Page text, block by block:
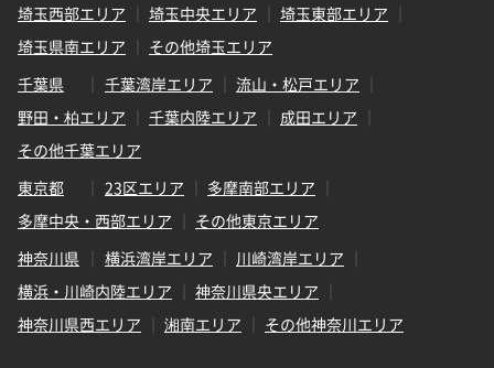
埼玉西部エリア
埼玉中央エリア
埼玉東部エリア
埼玉県南エリア
その他埼玉エリア
千葉県
千葉湾岸エリア
流山・松戸エリア
野田・柏エリア
千葉内陸エリア
成田エリア
その他千葉エリア
東京都
23区エリア
多摩南部エリア
多摩中央・西部エリア
その他東京エリア
神奈川県
横浜湾岸エリア
川崎湾岸エリア
横浜・川崎内陸エリア
神奈川県央エリア
神奈川県西エリア
湘南エリア その他神奈川エリア